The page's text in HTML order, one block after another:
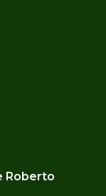
Roberto